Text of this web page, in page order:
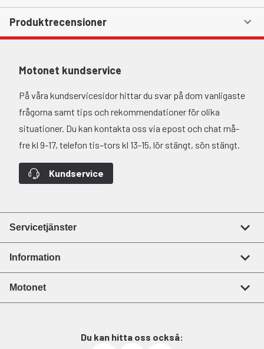
Produktrecensioner
Motonet kundservice
På våra kundservicesidor hittar du svar på dom vanligaste
frågorna samt tips och rekommendationer för olika
situationer. Du kan kontakta oss via epost och chat må-
fre kl 9-17, telefon tis–tors kl 13-15, lör stängt, sön stängt.
Kundservice
Servicetjänster
Information
Motonet
Du kan hitta oss också: